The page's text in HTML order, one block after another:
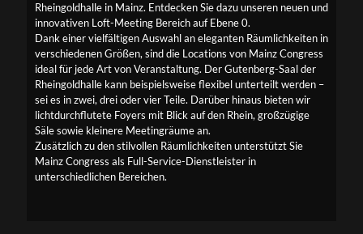
Rheingoldhalle in Mainz. Entdecken Sie dazu unseren neuen und
innovativen Loft-Meeting Bereich auf Ebene 0.
Dank einer vielfältigen Auswahl an eleganten Räumlichkeiten in
verschiedenen Größen, sind die Locations von Mainz Congress
ideal für jede Art von Veranstaltung. Der Gutenberg-Saal der
Rheingoldhalle kann beispielsweise flexibel unterteilt werden –
sei es in zwei, drei oder vier Teile. Darüber hinaus bieten wir
lichtdurchflutete Foyers mit Blick auf den Rhein, großzügige
Säle sowie kleinere Meetingräume an.
Zusätzlich zu den stilvollen Räumlichkeiten unterstützt Sie
Mainz Congress als Full-Service-Dienstleister in
unterschiedlichen Bereichen.